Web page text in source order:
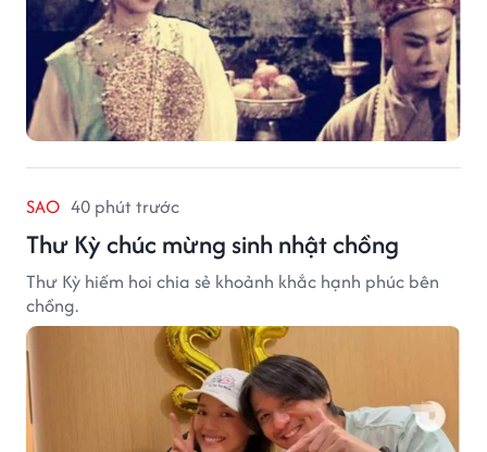
SAO 40 phút trước
Thư Kỳ chúc mừng sinh nhật chồng
Thư Kỳ hiếm hoi chia sẻ khoảnh khắc hạnh phúc bên
chồng.